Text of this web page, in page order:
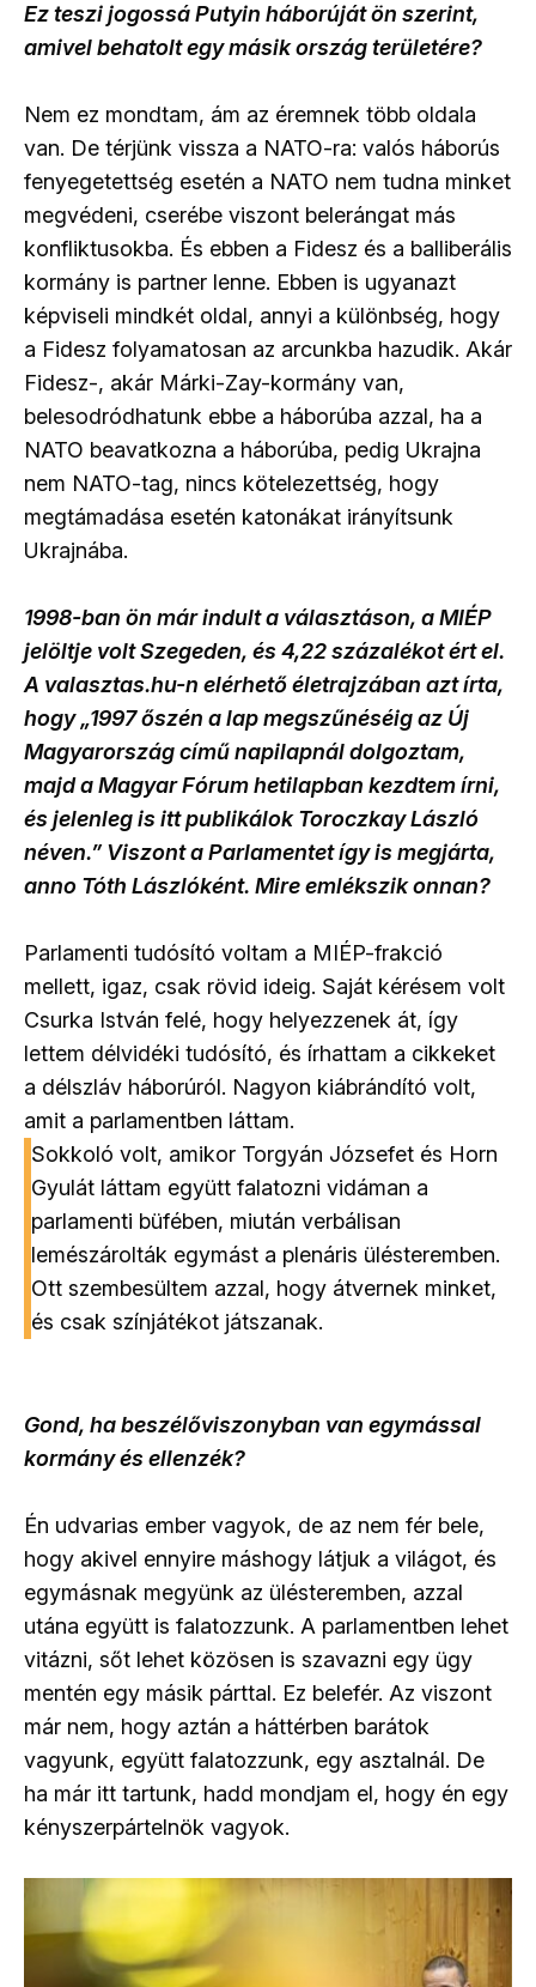
Ez teszi jogossá Putyin háborúját ön szerint,
amivel behatolt egy másik ország területére?
Nem ez mondtam, ám az éremnek több oldala
van. De térjünk vissza a NATO-ra: valós háborús
fenyegetettség esetén a NATO nem tudna minket
megvédeni, cserébe viszont belerángat más
konfliktusokba. És ebben a Fidesz és a balliberális
kormány is partner lenne. Ebben is ugyanazt
képviseli mindkét oldal, annyi a különbség, hogy
a Fidesz folyamatosan az arcunkba hazudik. Akár
Fidesz-, akár Márki-Zay-kormány van,
belesodródhatunk ebbe a háborúba azzal, ha a
NATO beavatkozna a háborúba, pedig Ukrajna
nem NATO-tag, nincs kötelezettség, hogy
megtámadása esetén katonákat irányítsunk
Ukrajnába.
1998-ban ön már indult a választáson, a MIÉP
jelöltje volt Szegeden, és 4,22 százalékot ért el.
A valasztas.hu-n elérhető életrajzában azt írta,
hogy „1997 őszén a lap megszűnéséig az Új
Magyarország című napilapnál dolgoztam,
majd a Magyar Fórum hetilapban kezdtem írni,
és jelenleg is itt publikálok Toroczkay László
néven.” Viszont a Parlamentet így is megjárta,
anno Tóth Lászlóként. Mire emlékszik onnan?
Parlamenti tudósító voltam a MIÉP-frakció
mellett, igaz, csak rövid ideig. Saját kérésem volt
Csurka István felé, hogy helyezzenek át, így
lettem délvidéki tudósító, és írhattam a cikkeket
a délszláv háborúról. Nagyon kiábrándító volt,
amit a parlamentben láttam.
Sokkoló volt, amikor Torgyán Józsefet és Horn
Gyulát láttam együtt falatozni vidáman a
parlamenti büfében, miután verbálisan
lemészárolták egymást a plenáris ülésteremben.
Ott szembesültem azzal, hogy átvernek minket,
és csak színjátékot játszanak.
Gond, ha beszélőviszonyban van egymással
kormány és ellenzék?
Én udvarias ember vagyok, de az nem fér bele,
hogy akivel ennyire máshogy látjuk a világot, és
egymásnak megyünk az ülésteremben, azzal
utána együtt is falatozzunk. A parlamentben lehet
vitázni, sőt lehet közösen is szavazni egy ügy
mentén egy másik párttal. Ez belefér. Az viszont
már nem, hogy aztán a háttérben barátok
vagyunk, együtt falatozzunk, egy asztalnál. De
ha már itt tartunk, hadd mondjam el, hogy én egy
kényszerpártelnök vagyok.